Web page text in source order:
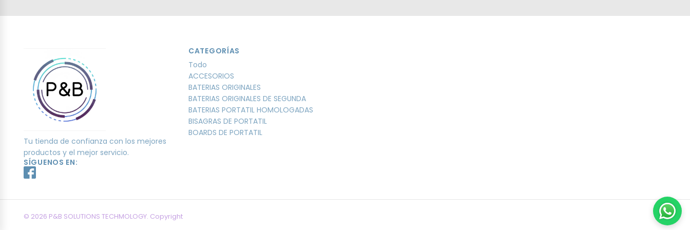
Tu tienda de confianza con los mejores
productos y el mejor servicio.
SÍGUENOS EN:
CATEGORÍAS
Todo
ACCESORIOS
BATERIAS ORIGINALES
BATERIAS ORIGINALES DE SEGUNDA
BATERIAS PORTATIL HOMOLOGADAS
BISAGRAS DE PORTATIL
BOARDS DE PORTATIL
© 2026 P&B SOLUTIONS TECHMOLOGY. Copyright